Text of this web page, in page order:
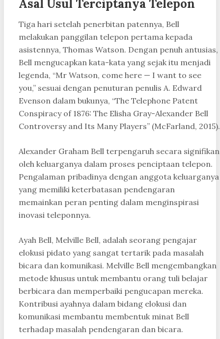
Asal Usul Terciptanya Telepon
Tiga hari setelah penerbitan patennya, Bell
melakukan panggilan telepon pertama kepada
asistennya, Thomas Watson. Dengan penuh antusias,
Bell mengucapkan kata-kata yang sejak itu menjadi
legenda, “Mr Watson, come here — I want to see
you,” sesuai dengan penuturan penulis A. Edward
Evenson dalam bukunya, “The Telephone Patent
Conspiracy of 1876: The Elisha Gray-Alexander Bell
Controversy and Its Many Players” (McFarland, 2015).
Alexander Graham Bell terpengaruh secara signifikan
oleh keluarganya dalam proses penciptaan telepon.
Pengalaman pribadinya dengan anggota keluarganya
yang memiliki keterbatasan pendengaran
memainkan peran penting dalam menginspirasi
inovasi teleponnya.
Ayah Bell, Melville Bell, adalah seorang pengajar
elokusi pidato yang sangat tertarik pada masalah
bicara dan komunikasi. Melville Bell mengembangkan
metode khusus untuk membantu orang tuli belajar
berbicara dan memperbaiki pengucapan mereka.
Kontribusi ayahnya dalam bidang elokusi dan
komunikasi membantu membentuk minat Bell
terhadap masalah pendengaran dan bicara.